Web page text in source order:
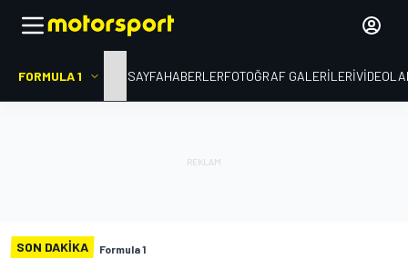
FORMULA 1 ANA SAYFAHABERLERFOTOĞRAF GALERILERI
SON DAKIKA Formula 1